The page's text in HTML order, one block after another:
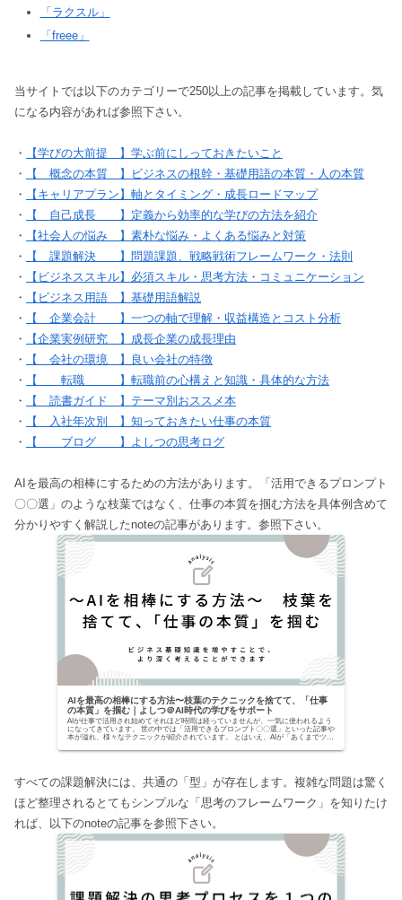
「ラクスル」
「freee」
当サイトでは以下のカテゴリーで250以上の記事を掲載しています。気
になる内容があれば参照下さい。
・
【学びの大前提 】学ぶ前にしっておきたいこと
・
【 概念の本質 】ビジネスの根幹・基礎用語の本質・人の本質
・
【キャリアプラン】軸とタイミング・成長ロードマップ
・
【 自己成長 】定義から効率的な学びの方法を紹介
・
【社会人の悩み 】素朴な悩み・よくある悩みと対策
・
【 課題解決 】問題課題、戦略戦術フレームワーク・法則
・
【ビジネススキル】必須スキル・思考方法・コミュニケーション
・
【ビジネス用語 】基礎用語解説
・
【 企業会計 】一つの軸で理解・収益構造とコスト分析
・
【企業実例研究 】成長企業の成長理由
・
【 会社の環境 】良い会社の特徴
・
【 転職 】転職前の心構えと知識・具体的な方法
・
【 読書ガイド 】テーマ別おススメ本
・
【 入社年次別 】知っておきたい仕事の本質
・
【 ブログ 】よしつの思考ログ
AIを最高の相棒にするための方法があります。「活用できるプロンプト
〇〇選」のような枝葉ではなく、仕事の本質を掴む方法を具体例含めて
分かりやすく解説したnoteの記事があります。参照下さい。
AIを最高の相棒にする方法〜枝葉のテクニックを捨てて、「仕事
の本質」を掴む｜よしつ＠AI時代の学びをサポート
AIが仕事で活用され始めてそれほど時間は経っていませんが、一気に使われるよう
になってきています。 世の中では「活用できるプロンプト〇〇選」といった記事や
本が溢れ、様々なテクニックが紹介されています。 とはいえ、AIが「あくまでツー
すべての課題解決には、共通の「型」が存在します。複雑な問題は驚く
ほど整理されるとてもシンプルな「思考のフレームワーク」を知りたけ
れば、以下のnoteの記事を参照下さい。